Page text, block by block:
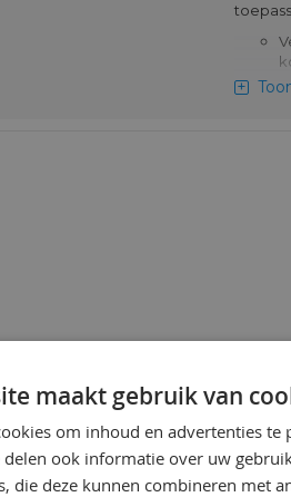
een
te
maakt gebruik van
om inhoud en advertenties te
delen ook informatie over uw
die deze kunnen combineren met